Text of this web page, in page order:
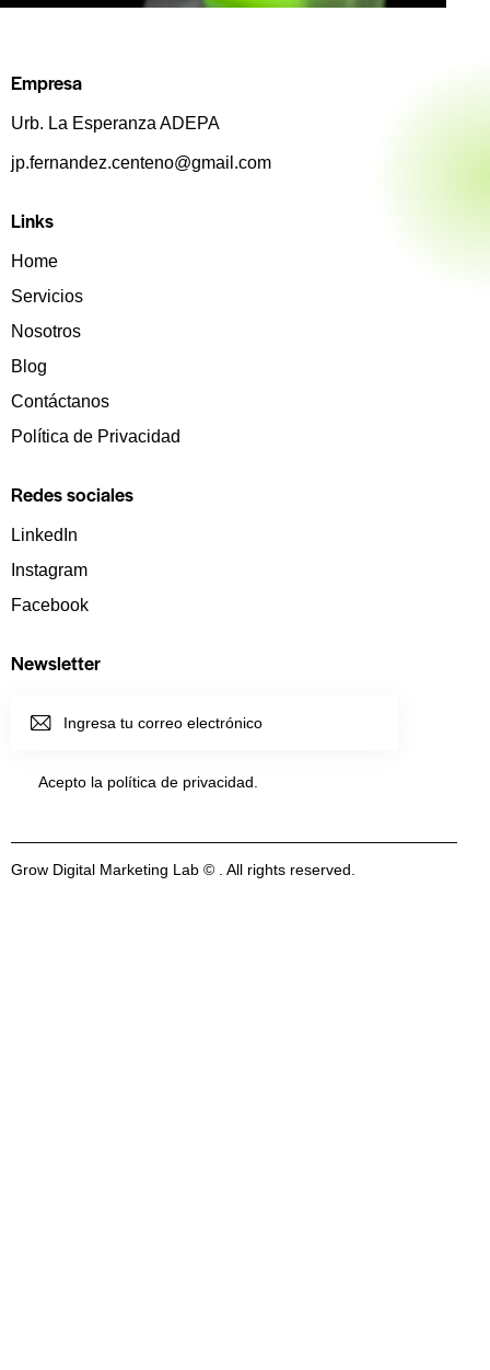
Empresa
Urb. La Esperanza ADEPA
jp.fernandez.centeno@gmail.com
Links
Home
Servicios
Nosotros
Blog
Contáctanos
Política de Privacidad
Redes sociales
LinkedIn
Instagram
Facebook
Newsletter
Acepto la política de privacidad
Grow Digital Marketing Lab © . All rights reserved.